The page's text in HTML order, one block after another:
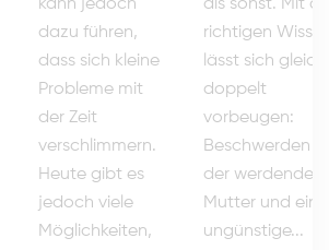
kann jedoch
dazu führen,
dass sich kleine
Probleme mit
der Zeit
verschlimmern.
Heute gibt es
jedoch viele
Möglichkeiten,
als sonst. Mit
richtigen
lässt sich gleich
doppelt
vorbeugen:
Beschwerden
der werdenden
Mutter und ein
ungünstige...